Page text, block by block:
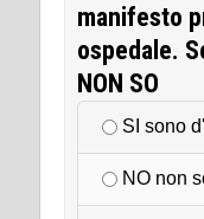
manifesto
ospedale.
NON SO
SI sono
NO non